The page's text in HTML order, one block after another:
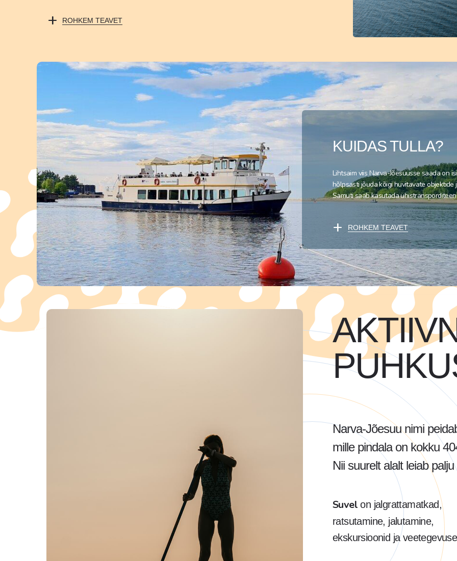
ROHKEM TEAVET
+
ROHKEM TEAVET
+
KUIDAS TULLA?
Lihtsaim viis Narva-Jõesuusse saada on
hõlpsasti jõuda kõigi huvitavate
Samuti saab kasutada
Narva-Jõesuu nimi
mille pindala on kokku
Nii suurelt alalt leiab
Suvel on jalgrattamatkad,
ratsutamine, jalutamine,
ekskursioonid ja